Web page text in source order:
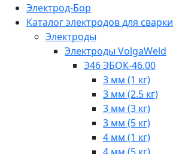
Электрод-Бор
Каталог электродов для сварки
Электроды
Электроды VolgaWeld
Э46 ЭБОК-46.00
3 мм (1 кг)
3 мм (2.5 кг)
3 мм (3 кг)
3 мм (5 кг)
4 мм (1 кг)